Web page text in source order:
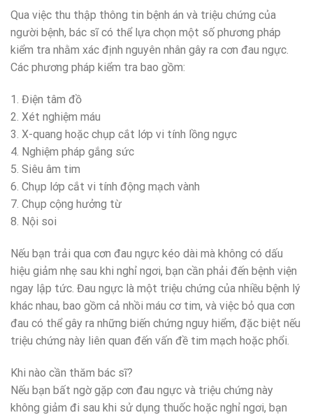
Qua việc thu thập thông tin bệnh án và triệu chứng của
người bệnh, bác sĩ có thể lựa chọn một số phương pháp
kiểm tra nhằm xác định nguyên nhân gây ra cơn đau ngực.
Các phương pháp kiểm tra bao gồm:
1. Điện tâm đồ
2. Xét nghiệm máu
3. X-quang hoặc chụp cắt lớp vi tính lồng ngực
4. Nghiệm pháp gắng sức
5. Siêu âm tim
6. Chụp lớp cắt vi tính động mạch vành
7. Chụp cộng hưởng từ
8. Nội soi
Nếu bạn trải qua cơn đau ngực kéo dài mà không có dấu
hiệu giảm nhẹ sau khi nghỉ ngơi, bạn cần phải đến bệnh viện
ngay lập tức. Đau ngực là một triệu chứng của nhiều bệnh lý
khác nhau, bao gồm cả nhồi máu cơ tim, và việc bỏ qua cơn
đau có thể gây ra những biến chứng nguy hiểm, đặc biệt nếu
triệu chứng này liên quan đến vấn đề tim mạch hoặc phổi.
Khi nào cần thăm bác sĩ?
Nếu bạn bất ngờ gặp cơn đau ngực và triệu chứng này
không giảm đi sau khi sử dụng thuốc hoặc nghỉ ngơi, bạn